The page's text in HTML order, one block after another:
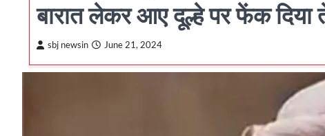
बारात लेकर आए दूल्हे पर फेंक दिया
sbj newsin June 21, 2024